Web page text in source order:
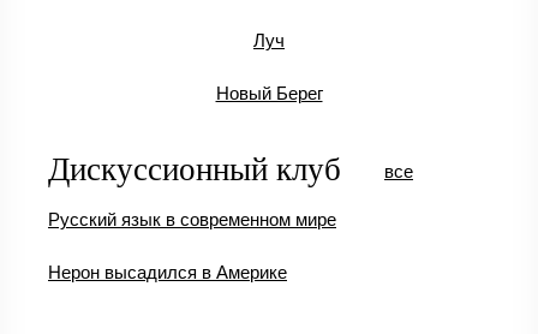
Луч
Новый Берег
Дискуссионный клуб
Русский язык в современном мире
Нерон высадился в Америке
все